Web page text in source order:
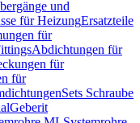
und
für HeizungErsatzteile
für
Abdichtungen für
für
für
Sets Schraube
Geberit